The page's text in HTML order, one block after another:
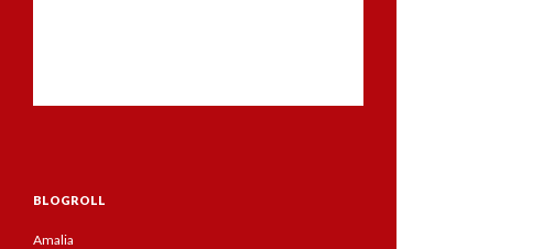
BLOGROLL
Amalia